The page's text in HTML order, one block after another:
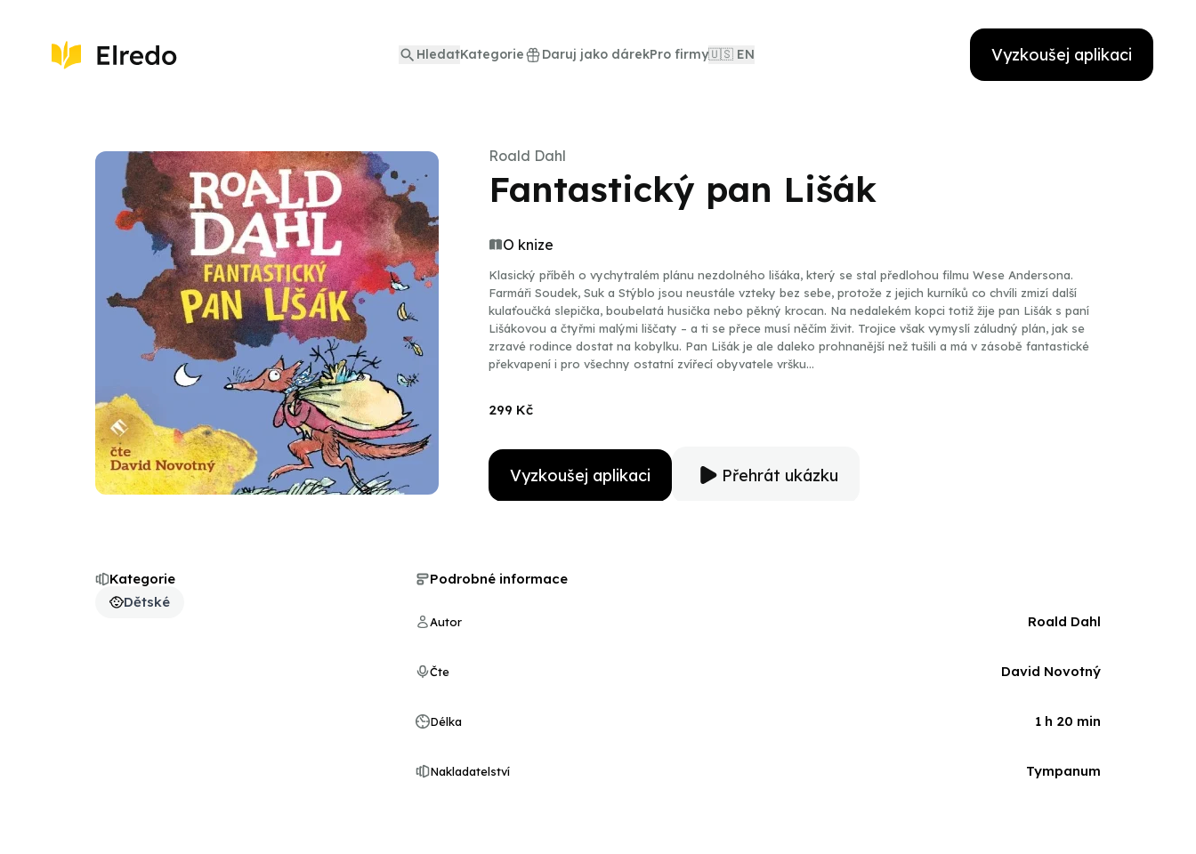
HledatKategorie Daruj jako dárekPro firmy🇺🇸 EN Vyzkoušej aplikaci
Roald Dahl
Fantastický pan Lišák
O knize
Klasický příběh o vychytralém plánu nezdolného lišáka, který se stal předlohou filmu Wese Andersona.
Farmáři Soudek, Suk a Stýblo jsou neustále vzteky bez sebe, protože z jejich kurníků co chvíli zmizí další
kulaťoučká slepička, boubelatá husička nebo pěkný krocan. Na nedalekém kopci totiž žije pan Lišák s paní
Lišákovou a čtyřmi malými liščaty – a ti se přece musí něčím živit. Trojice však vymyslí záludný plán, jak se
zrzavé rodince dostat na kobylku. Pan Lišák je ale daleko prohnanější než tušili a má v zásobě fantastické
překvapení i pro všechny ostatní zvířecí obyvatele vršku…
299 Kč
Vyzkoušej aplikaci Přehrát ukázku
Kategorie
Dětské
Podrobné informace
Autor Roald Dahl
Čte David Novotný
Délka 1 h 20 min
Nakladatelství Tympanum